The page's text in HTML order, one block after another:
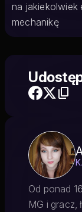
na jakiekolwiek
mechanikę
Od ponad
MG i gracz,